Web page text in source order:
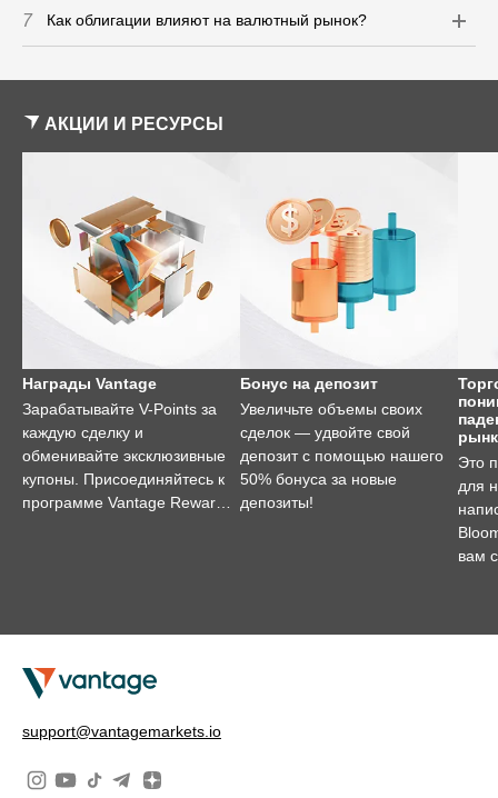
7 Как облигации влияют на валютный рынок?
АКЦИИ И РЕСУРСЫ
Награды Vantage
Зарабатывайте V-Points за
каждую сделку и
обменивайте эксклюзивные
купоны. Присоединяйтесь к
программе Vantage Rewards
Бонус на депозит
Увеличьте объемы своих
сделок — удвойте свой
депозит с помощью нашего
50% бонуса за новые
депозиты!
Это
для
вам
support@vantagemarkets.io